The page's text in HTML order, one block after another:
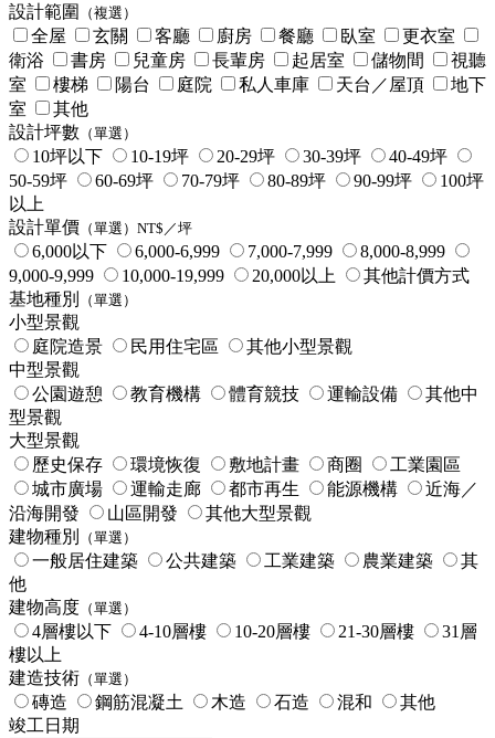
設計範圍
（複選）
全屋 玄關 客廳 廚房 餐廳 臥室
更衣室
衛浴
書房 兒童房 長輩房 起居室 儲物間
視聽
室
樓梯 陽台 庭院 私人車庫 天台／屋頂
地下
室
其他
設計坪數 （單選）
10坪以下 10-19坪 20-29坪 30-39坪
40-49坪
50-59坪
60-69坪 70-79坪 80-89坪 90-99坪
100坪
以上
設計單價 （單選）NT$／坪
6,000以下 6,000-6,999 7,000-7,999
8,000-8,999
9,000-9,999
10,000-19,999 20,000以上
其他計價方式
基地種別
（單選）
小型景觀
庭院造景
民用住宅區
其他小型景觀
中型景觀
公園遊憩
教育機構 體育競技 運輸設備
其他中
型景觀
大型景觀
歷史保存
環境恢復 敷地計畫 商圈
工業園區
城市廣場
運輸走廊 都市再生 能源機構
近海／
沿海開發
山區開發
其他大型景觀
建物種別
（單選）
一般居住建築 公共建築 工業建築 農業建築
其
他
建物高度 （單選）
4層樓以下 4-10層樓 10-20層樓 21-30層樓
31層
樓以上
建造技術 （單選）
磚造 鋼筋混凝土 木造 石造 混和
其他
竣工日期